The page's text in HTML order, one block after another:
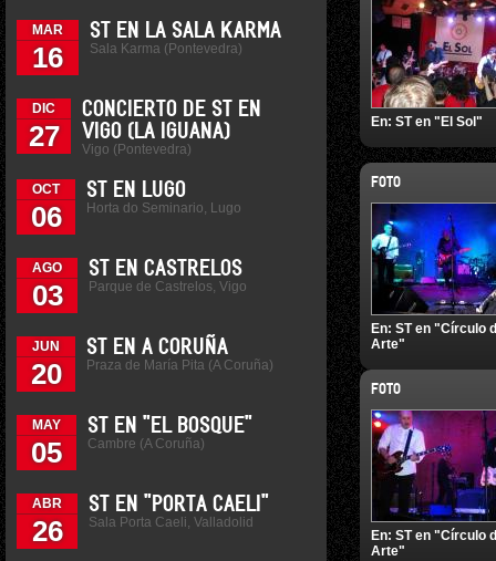
MAR
16
ST EN LA SALA KARMA
Sala Karma (Pontevedra)
DIC
27
CONCIERTO DE ST EN
VIGO (LA IGUANA)
Vigo (Pontevedra)
OCT
06
ST EN LUGO
Horta do Seminario, Lugo
AGO
03
ST EN CASTRELOS
Parque de Castrelos, Vigo
JUN
20
ST EN A CORUÑA
Praza de María Pita (A Coruña)
MAY
05
ST EN "EL BOSQUE"
Cambre (A Coruña)
ABR
26
ST EN "PORTA CAELI"
Sala Porta Caeli, Valladolid
En: ST en "El Sol"
FOTO
En: ST en "Círculo
Arte"
FOTO
En: ST en "Círculo
Arte"